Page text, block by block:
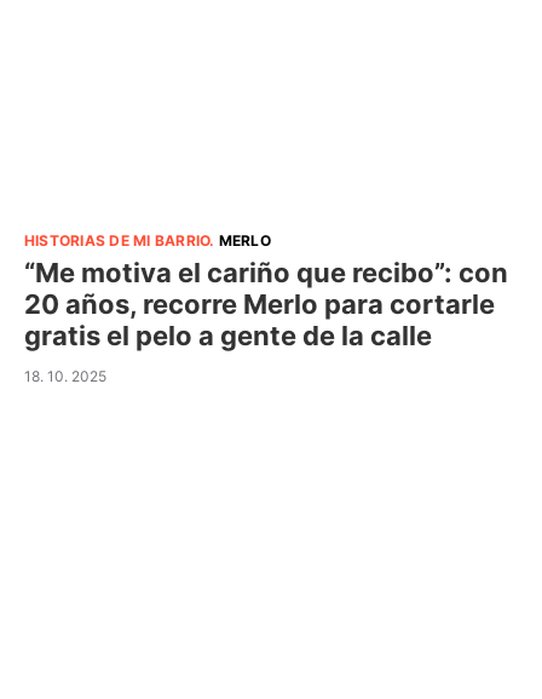
HISTORIAS DE MI BARRIO. MERLO
“Me motiva el cariño que recibo”: con
20 años, recorre Merlo para cortarle
gratis el pelo a gente de la calle
18. 10. 2025